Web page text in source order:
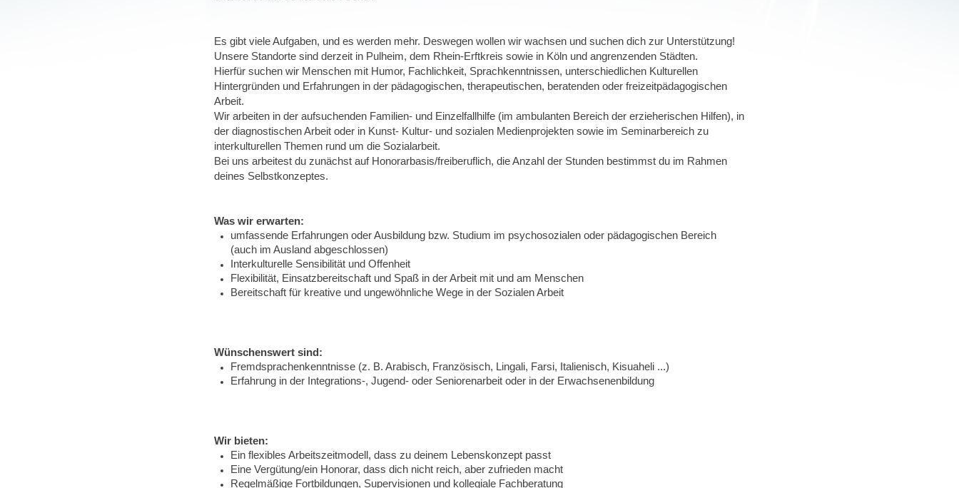
Es gibt viele Aufgaben, und es werden mehr. Deswegen wollen wir wachsen und suchen dich zur Unterstützung!
Unsere Standorte sind derzeit in Pulheim, dem Rhein-Erftkreis sowie in Köln und angrenzenden Städten.
Hierfür suchen wir Menschen mit Humor, Fachlichkeit, Sprachkenntnissen, unterschiedlichen Kulturellen
Hintergründen und Erfahrungen in der pädagogischen, therapeutischen, beratenden oder freizeitpädagogischen
Arbeit.
Wir arbeiten in der aufsuchenden Familien- und Einzelfallhilfe (im ambulanten Bereich der erzieherischen Hilfen), in
der diagnostischen Arbeit oder in Kunst- Kultur- und sozialen Medienprojekten sowie im Seminarbereich zu
interkulturellen Themen rund um die Sozialarbeit.
Bei uns arbeitest du zunächst auf Honorarbasis/freiberuflich, die Anzahl der Stunden bestimmst du im Rahmen
deines Selbstkonzeptes.
Was wir erwarten:
umfassende Erfahrungen oder Ausbildung bzw. Studium im psychosozialen oder pädagogischen Bereich
(auch im Ausland abgeschlossen)
Interkulturelle Sensibilität und Offenheit
Flexibilität, Einsatzbereitschaft und Spaß in der Arbeit mit und am Menschen
Bereitschaft für kreative und ungewöhnliche Wege in der Sozialen Arbeit
Wünschenswert sind:
Fremdsprachenkenntnisse (z. B. Arabisch, Französisch, Lingali, Farsi, Italienisch, Kisuaheli ...)
Erfahrung in der Integrations-, Jugend- oder Seniorenarbeit oder in der Erwachsenenbildung
Wir bieten:
Ein flexibles Arbeitszeitmodell, dass zu deinem Lebenskonzept passt
Eine Vergütung/ein Honorar, dass dich nicht reich, aber zufrieden macht
Regelmäßige Fortbildungen, Supervisionen und kollegiale Fachberatung